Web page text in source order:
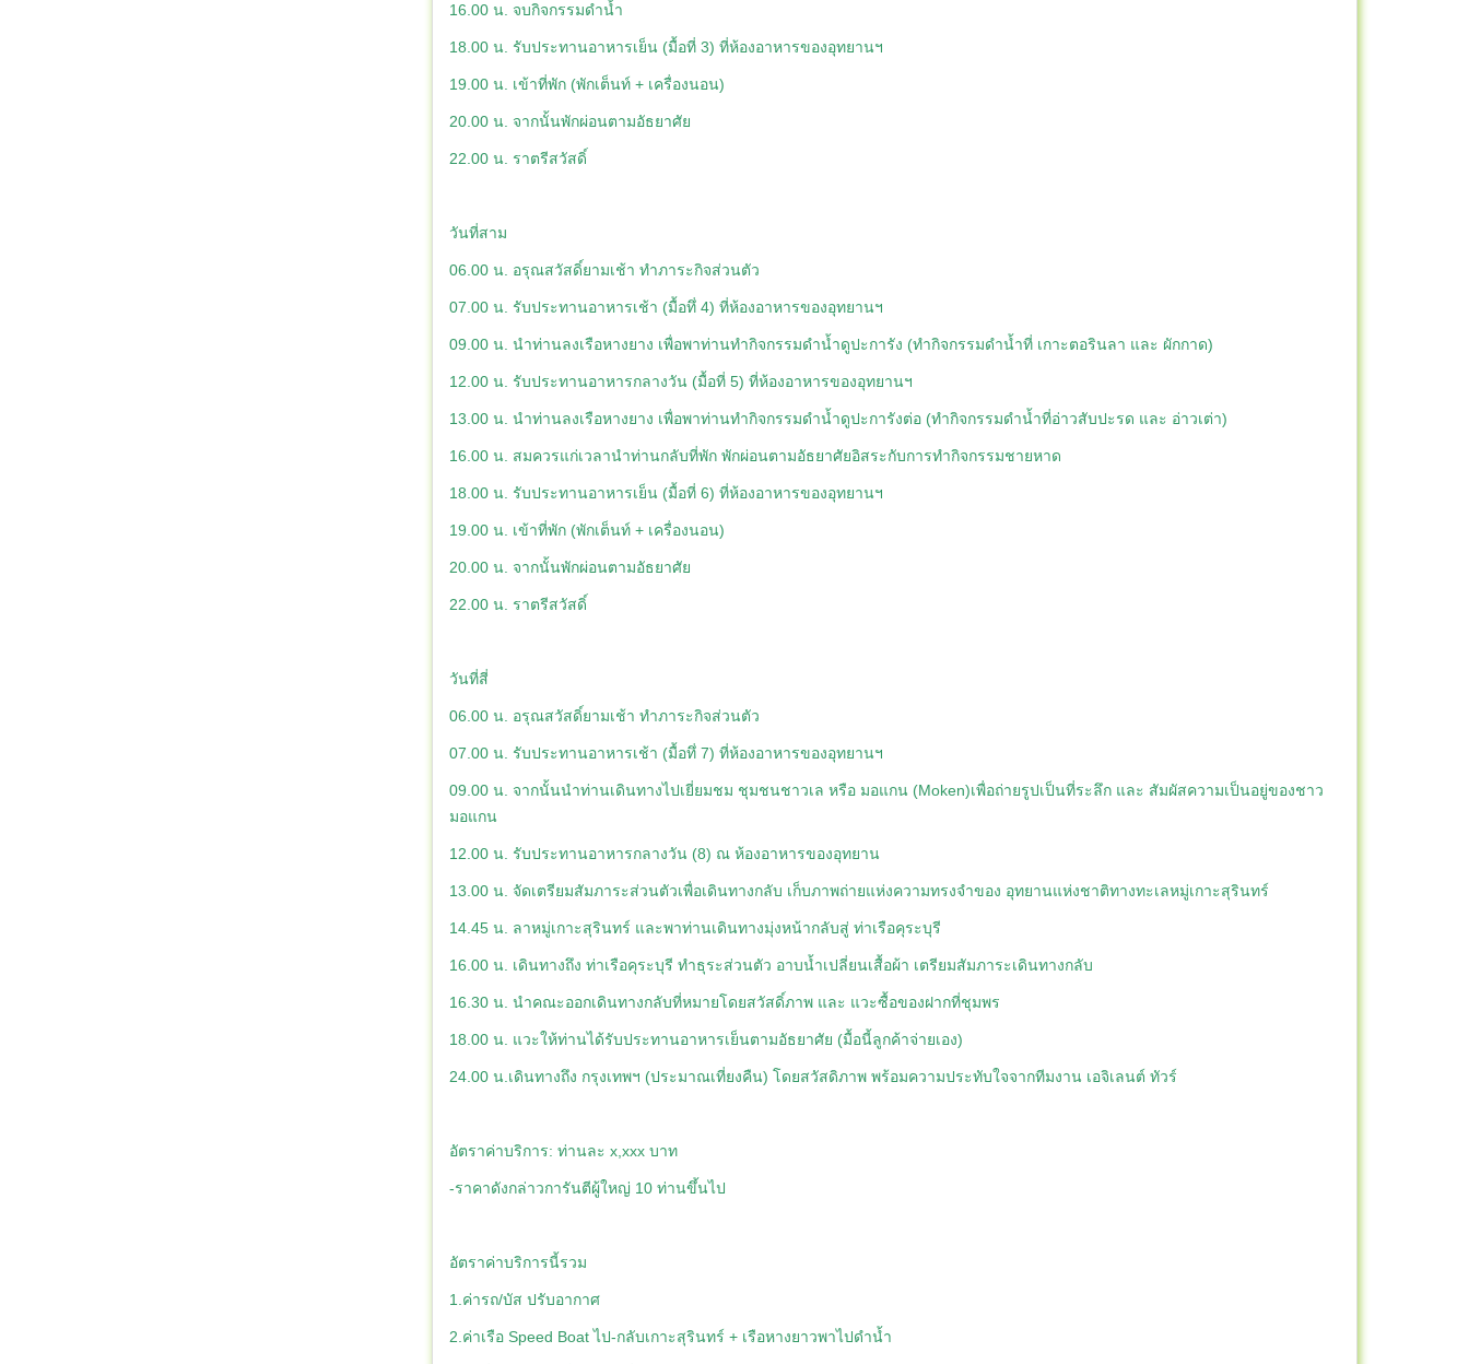
16.00 น. จบกิจกรรมดำน้ำ
18.00 น. รับประทานอาหารเย็น (มื้อที่ 3) ที่ห้องอาหารของอุทยานฯ
19.00 น. เข้าที่พัก (พักเต็นท์ + เครื่องนอน)
20.00 น. จากนั้นพักผ่อนตามอัธยาศัย
22.00 น. ราตรีสวัสดิ์
วันที่สาม
06.00 น. อรุณสวัสดิ์ยามเช้า ทำภาระกิจส่วนตัว
07.00 น. รับประทานอาหารเช้า (มื้อทึ่ 4) ที่ห้องอาหารของอุทยานฯ
09.00 น. นำท่านลงเรือหางยาง เพื่อพาท่านทำกิจกรรมดำน้ำดูปะการัง (ทำกิจกรรมดำน้ำที่ เกาะตอรินลา และ ผักกาด)
12.00 น. รับประทานอาหารกลางวัน (มื้อที่ 5) ที่ห้องอาหารของอุทยานฯ
13.00 น. นำท่านลงเรือหางยาง เพื่อพาท่านทำกิจกรรมดำน้ำดูปะการังต่อ (ทำกิจกรรมดำน้ำที่อ่าวสับปะรด และ อ่าวเต่า)
16.00 น. สมควรแก่เวลานำท่านกลับที่พัก พักผ่อนตามอัธยาศัยอิสระกับการทำกิจกรรมชายหาด
18.00 น. รับประทานอาหารเย็น (มื้อที่ 6) ที่ห้องอาหารของอุทยานฯ
19.00 น. เข้าที่พัก (พักเต็นท์ + เครื่องนอน)
20.00 น. จากนั้นพักผ่อนตามอัธยาศัย
22.00 น. ราตรีสวัสดิ์
วันที่สี่
06.00 น. อรุณสวัสดิ์ยามเช้า ทำภาระกิจส่วนตัว
07.00 น. รับประทานอาหารเช้า (มื้อทึ่ 7) ที่ห้องอาหารของอุทยานฯ
09.00 น. จากนั้นนำท่านเดินทางไปเยี่ยมชม ชุมชนชาวเล หรือ มอแกน (Moken)เพื่อถ่ายรูปเป็นที่ระลึก และ สัมผัสความเป็นอยู่ของชาว
มอแกน
12.00 น. รับประทานอาหารกลางวัน (8) ณ ห้องอาหารของอุทยาน
13.00 น. จัดเตรียมสัมภาระส่วนตัวเพื่อเดินทางกลับ เก็บภาพถ่ายแห่งความทรงจำของ อุทยานแห่งชาติทางทะเลหมู่เกาะสุรินทร์
14.45 น. ลาหมู่เกาะสุรินทร์ และพาท่านเดินทางมุ่งหน้ากลับสู่ ท่าเรือคุระบุรี
16.00 น. เดินทางถึง ท่าเรือคุระบุรี ทำธุระส่วนตัว อาบน้ำเปลี่ยนเสื้อผ้า เตรียมสัมภาระเดินทางกลับ
16.30 น. นำคณะออกเดินทางกลับที่หมายโดยสวัสดิ์ภาพ และ แวะซื้อของฝากที่ชุมพร
18.00 น. แวะให้ท่านได้รับประทานอาหารเย็นตามอัธยาศัย (มื้อนี้ลูกค้าจ่ายเอง)
24.00 น.เดินทางถึง กรุงเทพฯ (ประมาณเที่ยงคืน) โดยสวัสดิภาพ พร้อมความประทับใจจากทีมงาน เอจิเลนต์ ทัวร์
อัตราค่าบริการ: ท่านละ x,xxx บาท
-ราคาดังกล่าวการันตีผู้ใหญ่ 10 ท่านขึ้นไป
อัตราค่าบริการนี้รวม
1.ค่ารถ/บัส ปรับอากาศ
2.ค่าเรือ Speed Boat ไป-กลับเกาะสุรินทร์ + เรือหางยาวพาไปดำน้ำ